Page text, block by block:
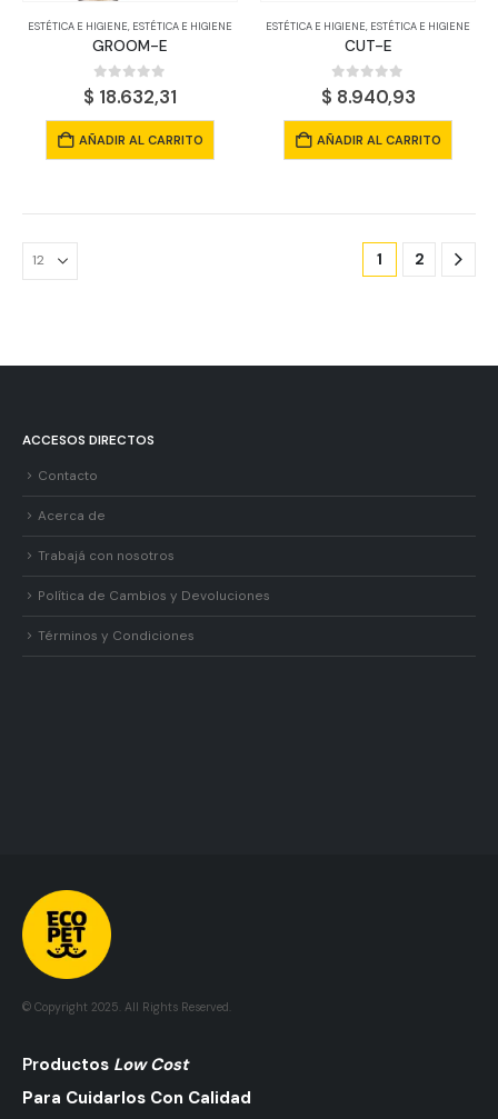
ESTÉTICA E HIGIENE, ESTÉTICA E HIGIENE
GROOM-E
0out of 5
$ 18.632,31
AÑADIR AL CARRITO
ESTÉTICA E HIGIENE, ESTÉTICA E HIGIENE
CUT-E
0out of 5
$ 8.940,93
AÑADIR AL CARRITO
1 2
ACCESOS DIRECTOS
Contacto
Acerca de
Trabajá con nosotros
Política de Cambios y Devoluciones
Términos y Condiciones
© Copyright 2025. All Rights Reserved.
PrOductos Low Cost
Para Cuidarlos Con Calidad